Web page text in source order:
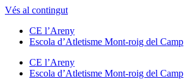
Vés al contingut
CE l’Areny
Escola d’Atletisme Mont-roig del Camp
CE l’Areny
Escola d’Atletisme Mont-roig del Camp